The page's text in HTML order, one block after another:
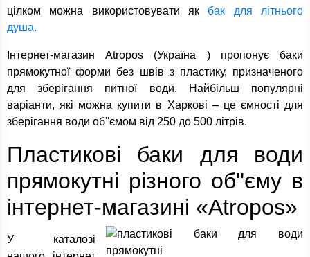
цілком можна використовувати як бак для літнього
душа.
Інтернет-магазин Atropos (Україна ) пропонує баки
прямокутної форми без швів з пластику, призначеного
для зберігання питної води. Найбільш популярні
варіанти, які можна купити в Харкові – це ємності для
зберігання води об''ємом від 250 до 500 літрів.
Пластикові баки для води
прямокутні різного об''єму в
інтернет-магазині «Atropos»
У каталозі